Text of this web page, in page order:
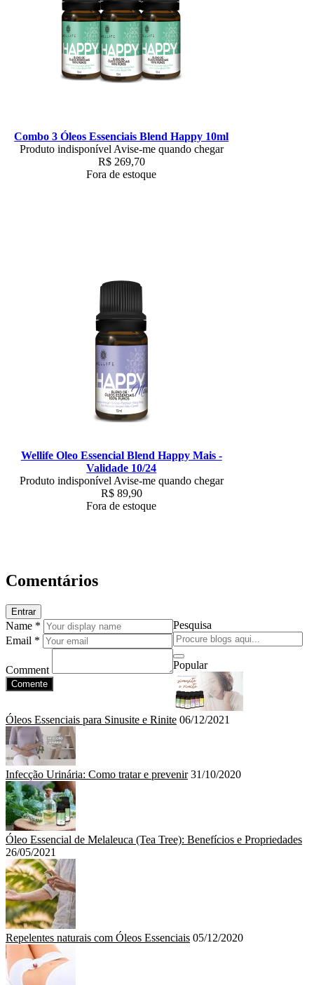
Combo 3 Óleos Essenciais Blend Happy 10ml
Produto indisponível Avise-me quando chegar
R$ 269,70
Fora de estoque
Wellife Oleo Essencial Blend Happy Mais -
Validade 10/24
Produto indisponível Avise-me quando chegar
R$ 89,90
Fora de estoque
Comentários
Entrar
Name *
Email *
Comment
Comente
Pesquisa
Popular
Óleos Essenciais para Sinusite e Rinite 06/12/2021
Infecção Urinária: Como tratar e prevenir 31/10/2020
Óleo Essencial de Melaleuca (Tea Tree): Benefícios e Propriedades
26/05/2021
Repelentes naturais com Óleos Essenciais 05/12/2020